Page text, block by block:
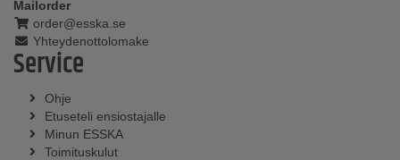
Mailorder
order@esska.se
Yhteydenottolomake
Service
Ohje
Etuseteli ensiostajalle
Minun ESSKA
Toimituskulut